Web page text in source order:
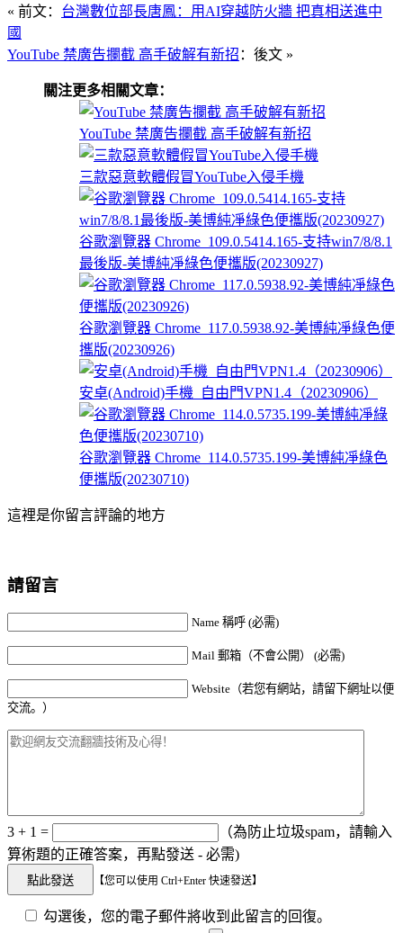
« 前文： 台灣數位部長唐鳳：用AI穿越防火牆 把真相送進中
國
YouTube 禁廣告攔截 高手破解有新招 ：後文 »
關注更多相關文章：
YouTube 禁廣告攔截 高手破解有新招
三款惡意軟體假冒YouTube入侵手機
谷歌瀏覽器 Chrome_109.0.5414.165-支持win7/8/8.1
最後版-美博純凈綠色便攜版(20230927)
谷歌瀏覽器 Chrome_117.0.5938.92-美博純凈綠色便
攜版(20230926)
安卓(Android)手機_自由門VPN1.4（20230906）
谷歌瀏覽器 Chrome_114.0.5735.199-美博純凈綠色
便攜版(20230710)
這裡是你留言評論的地方
請留言
Name 稱呼 (必需)
Mail 郵箱（不會公開） (必需)
Website（若您有網站，請留下網址以便
交流。）
3 + 1 =
（為防止垃圾spam，請輸入
算術題的正確答案，再點發送 - 必需)
【您可以使用 Ctrl+Enter 快速發送】
勾選後，您的電子郵件將收到此留言的回復。